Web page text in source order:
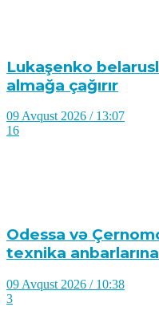
Lukaşenko
almağa çağırır
09 Avqust 2026 / 13:07
16
Odessa və
texnika
09 Avqust 2026 / 10:38
3